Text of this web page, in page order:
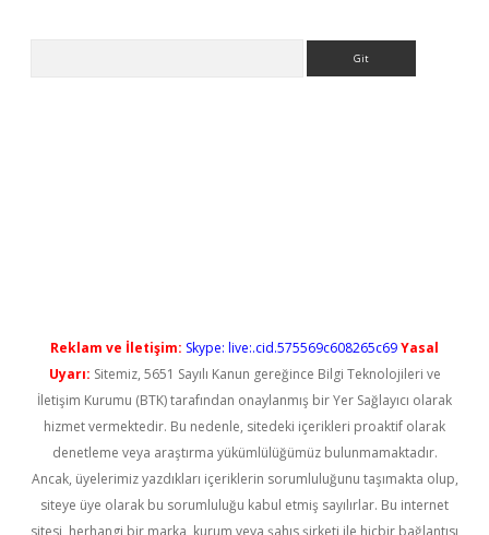
Reklam ve İletişim: Skype: live:.cid.575569c608265c69Yasal
Uyarı: Sitemiz, 5651 Sayılı Kanun gereğince Bilgi Teknolojileri ve
İletişim Kurumu (BTK) tarafından onaylanmış bir Yer Sağlayıcı olarak
hizmet vermektedir. Bu nedenle, sitedeki içerikleri proaktif olarak
denetleme veya araştırma yükümlülüğümüz bulunmamaktadır.
Ancak, üyelerimiz yazdıkları içeriklerin sorumluluğunu taşımakta olup,
siteye üye olarak bu sorumluluğu kabul etmiş sayılırlar. Bu internet
sitesi, herhangi bir marka, kurum veya şahıs şirketi ile hiçbir bağlantısı